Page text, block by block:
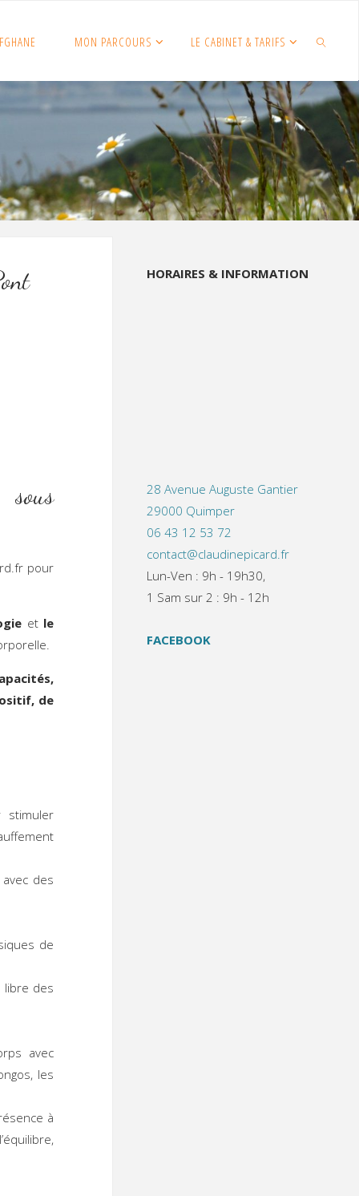
MON PARCOURS LE CABINET & TARIFS
SEARCH
pour
et le
de
stimuler
des
de
libre des
avec
les
à
HORAIRES & INFORMATION
28 Avenue Auguste Gantier
29000 Quimper
06 43 12 53 72
contact@claudinepicard.fr
Lun-Ven : 9h - 19h30,
1 Sam sur 2 : 9h - 12h
FACEBOOK